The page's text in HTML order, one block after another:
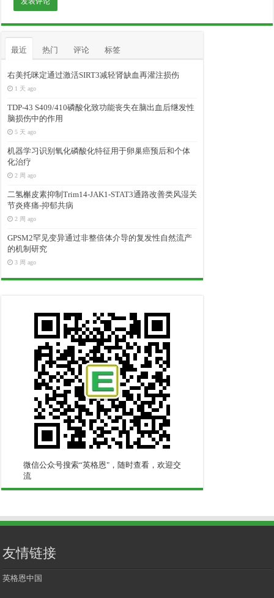
最近 热门 评论 标签
右美托咪定通过激活SIRT3减轻肾缺血再灌注损伤
1 天 ago
TDP-43 S409/410磷酸化致功能丧失在脑出血后继发性
脑损伤中的作用
5 天 ago
机器学习识别氧化磷酸化特征用于卵巢癌预后和个体
化治疗
2 周 ago
二氢槲皮素抑制Trim14-JAK1-STAT3通路改善类风湿关
节炎疼痛-抑郁共病
2 周 ago
GPSM2罕见变异通过非整倍体介导的复发性自然流产
的机制研究
3 周 ago
微信公众号搜索“英格恩"，随时查看，欢迎交
流
友情链接
英格恩中国